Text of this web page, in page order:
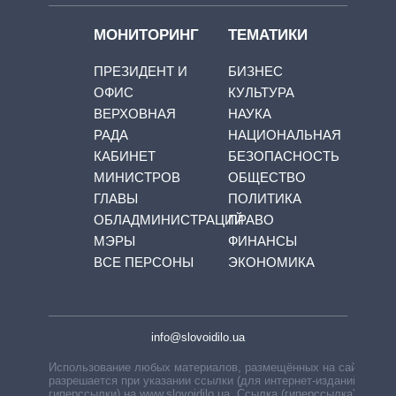
МОНИТОРИНГ
ПРЕЗИДЕНТ И
ОФИС
ВЕРХОВНАЯ
РАДА
КАБИНЕТ
МИНИСТРОВ
ГЛАВЫ
ОБЛАДМИНИСТРАЦИЙ
МЭРЫ
ВСЕ ПЕРСОНЫ
ТЕМАТИКИ
БИЗНЕС
КУЛЬТУРА
НАУКА
НАЦИОНАЛЬНАЯ
БЕЗОПАСНОСТЬ
ОБЩЕСТВО
ПОЛИТИКА
ПРАВО
ФИНАНСЫ
ЭКОНОМИКА
info@slovoidilo.ua
Использование любых материалов, размещённых на сайте,
разрешается при указании ссылки (для интернет-изданий —
гиперссылки) на www.slovoidilo.ua. Ссылка (гиперссылка)